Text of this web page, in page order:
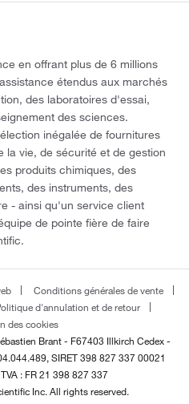
en offrant plus de 6 millions
étendus aux marchés
des laboratoires d'essai,
des sciences.
inégalée de fournitures
la vie, de sécurité et de gestion
produits chimiques, des
des instruments, des
- ainsi qu'un service client
de pointe fière de faire
Conditions générales de vente
d'annulation et de retour
des cookies
Brant - F67403 Illkirch Cedex -
SIRET 398 827 337 00021
: FR 21 398 827 337
Inc. All rights reserved.